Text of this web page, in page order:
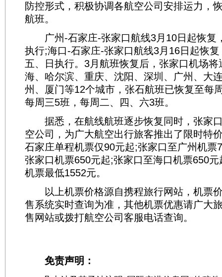
防控形式，积极协调各航空公司安排运力，
航班。
广州-石家庄-张家口航线3月10日起恢复
执行;海口-石家庄-张家口航线3月16日起恢
五、日执行。3月航班恢复后，张家口机场
海、哈尔滨、重庆、沈阳、深圳、广州、大
州、厦门等12个城市，张石航班已恢复至每
每周三5班，每周二、四、六3班。
据悉，在航线航班逐步恢复同时，张家
空公司，为广大航空出行旅客推出了限时特
石家庄单程机票仅90元起;张家口至广州机票
张家口机票650元起;张家口至海口机票650
机票最低1552元。
以上机票价格源自携程旅行网站，机票
售系统实时查询为准，其他机票优惠请广大
售网站或拨打航空公司客服电话查询。
免责声明：